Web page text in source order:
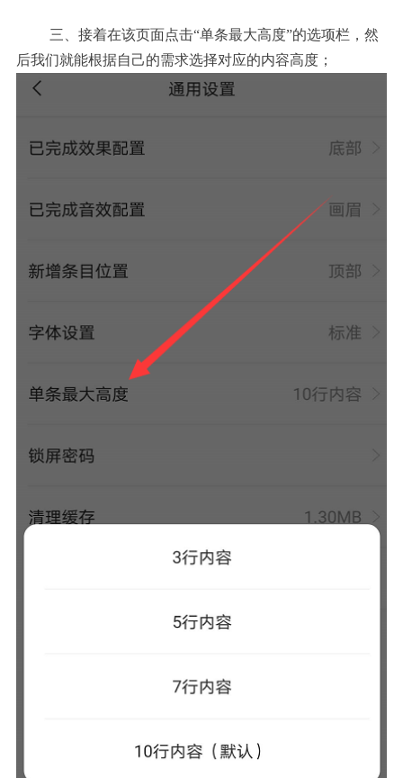
三、 接着在该页面点击“单条最大高度”的选项栏，然
后我们就能根据自己的需求选择对应的内容高度；